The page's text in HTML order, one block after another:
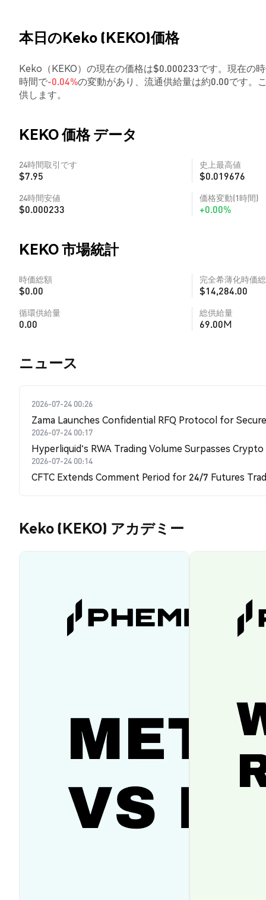
本日のKeko (KEKO)価格
Keko（KEKO）の現在の価格は$0.000233です。現在の
時間で-0.04%の変動があり、流通供給量は約0.00です。
供します。
KEKO 価格 データ
24時間取引です
$7.95
史上最高値
$0.019676
24時間安値
$0.000233
価格変動(1時間)
+0.00%
KEKO 市場統計
時価総額
$0.00
完全希薄化時価
$14,284.00
循環供給量
0.00
総供給量
69.00M
​​ニュース​​
2026-07-24 00:26
Zama Launches Confidential RFQ Protocol for
2026-07-24 00:17
Hyperliquid's RWA Trading Volume Surpasses
2026-07-24 00:14
CFTC Extends Comment Period for 24/7 Futures
Keko (KEKO) アカデミー